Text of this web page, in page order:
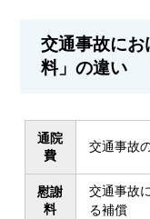
交通事故に
料」の違い
通院
費
交通事故
慰謝
料
交通事故
る補償